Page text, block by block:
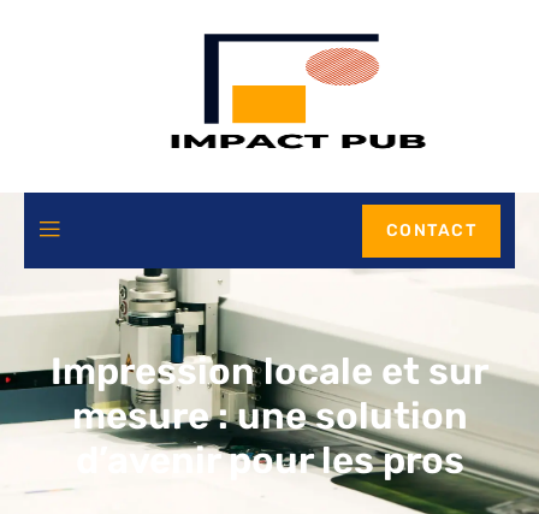
CONTACT
Impression locale et sur
mesure : une solution
d’avenir pour les pros